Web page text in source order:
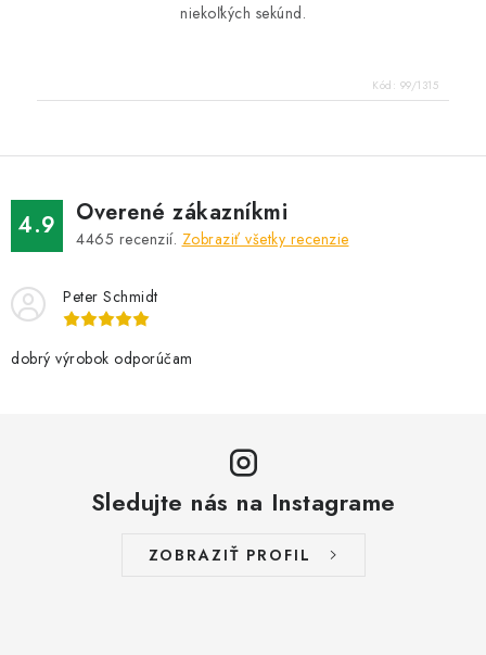
niekoľkých sekúnd.
Kód: 99/1315
4.9 Overené zákazníkmi
4465 recenzií. Zobraziť všetky recenzie
Peter Schmidt
dobrý výrobok odporúčam
Sledujte nás na Instagrame
ZOBRAZIŤ PROFIL